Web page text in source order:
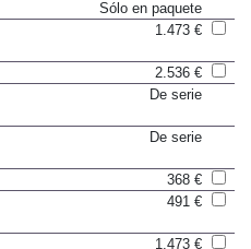
Sólo en paquete
1.473 €
2.536 €
De serie
De serie
368 €
491 €
1.473 €